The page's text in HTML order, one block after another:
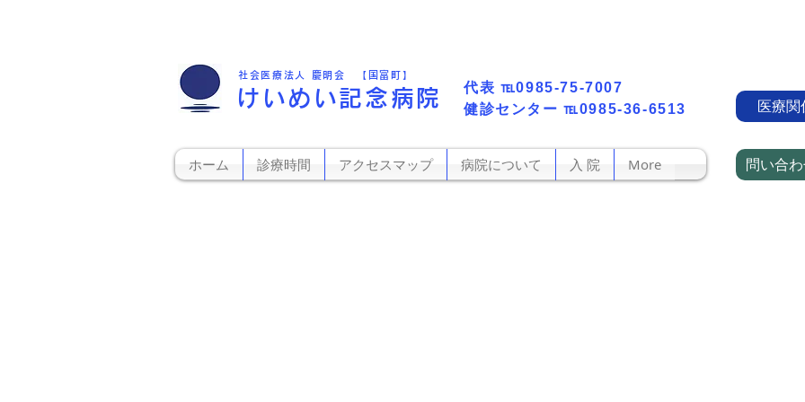
​健診センター℡0985-36-6513
社会医療法人 慶明会 【国富町】
けいめい記念病院 代表​ ℡0985-75-7007
医療関
ホーム 診療時間 アクセスマップ 病院について 入 院 More 問い合